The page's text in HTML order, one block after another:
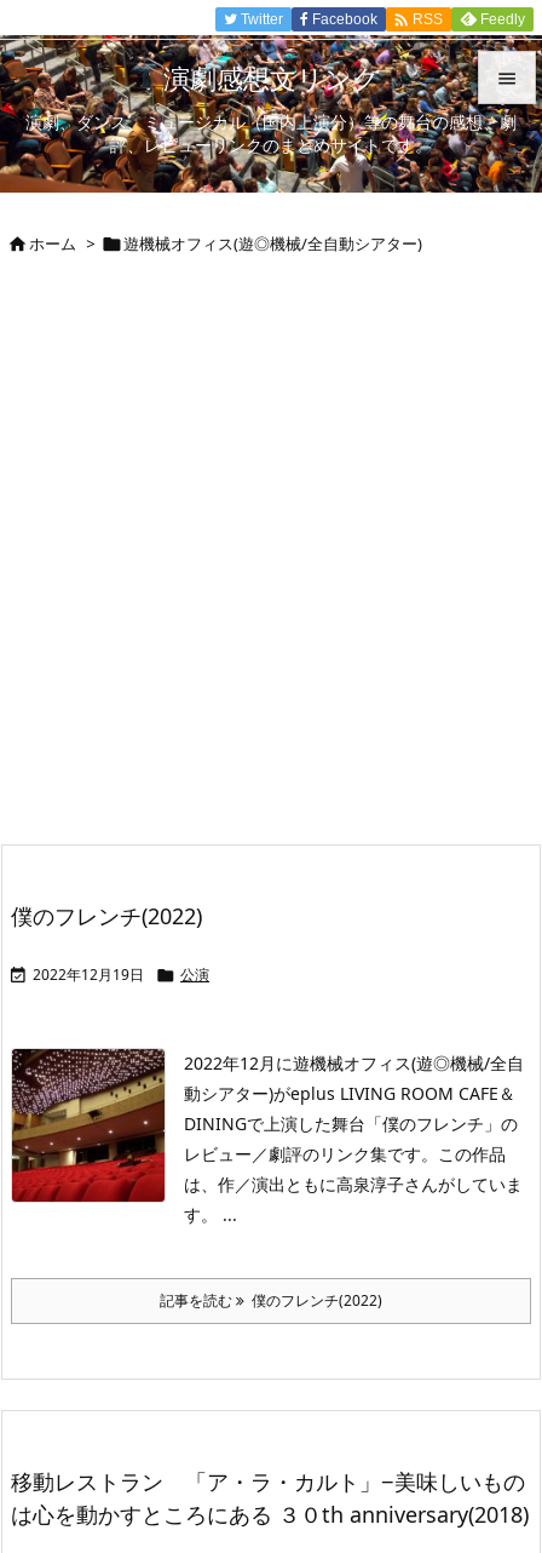


メニュ

Twitter Facebook  RSS Feedly
演劇感想文リンク
演劇、ダンス、ミュージカル（国内上演分）等の舞台の感想、劇
評、レビューリンクのまとめサイトです。
ホーム > 遊機械オフィス(遊◎機械/全自動シアター)
僕のフレンチ(2022)
 2022年12月19日  公演
2022年12月に遊機械オフィス(遊◎機械/全自
動シアター)がeplus LIVING ROOM CAFE＆
DININGで上演した舞台「僕のフレンチ」の
レビュー／劇評のリンク集です。この作品
は、作／演出ともに高泉淳子さんがしていま
す。 ...
記事を読む 僕のフレンチ(2022)
移動レストラン 「ア・ラ・カルト」−美味しいもの
は心を動かすところにある ３０th anniversary(2018)